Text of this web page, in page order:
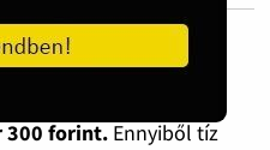
300 forint.Ennyiből tíz